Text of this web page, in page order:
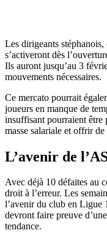
Les dirigeants
s’activeront dès
Ils auront jusqu’au 3
mouvements nécessaires.
Ce mercato pourrait
joueurs en manque de
insuffisant pourraient être
masse salariale et offrir
L’avenir de
Avec déjà 10 défaites au
droit à l’erreur. Les
l’avenir du club en Ligue
devront faire preuve
tendance.